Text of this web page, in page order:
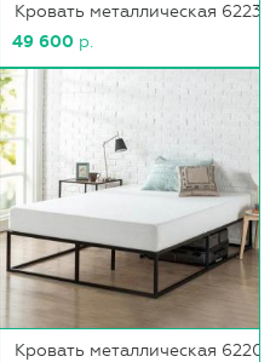
Кровать металлическая 6223
49 600 р.
Кровать металлическая 6220